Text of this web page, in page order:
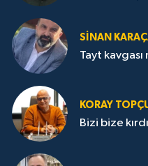
SİNAN
Tayt kavgası
KORAY
Bizi bize